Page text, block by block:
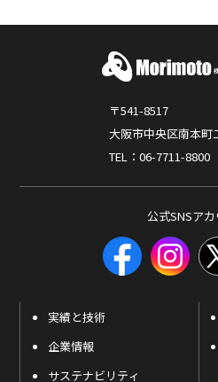
〒541-8517
大阪市中央区南本町
TEL：06-7711-8800
公式SNSア
実績と技術
企業情報
サステナビリティ